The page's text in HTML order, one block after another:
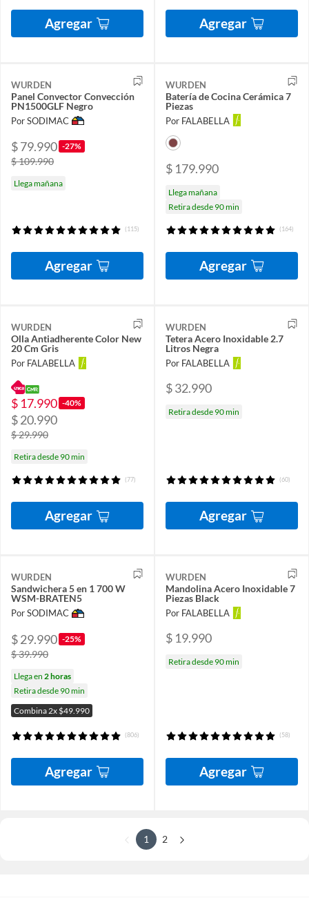
Agregar Agregar
WURDEN
Panel Convector Convección
PN1500GLF Negro
Por SODIMAC
$ 79.990 -27%
$ 109.990
Llega mañana
(115)
Agregar
WURDEN
Batería de Cocina Cerámica 7
Piezas
Por FALABELLA
$ 179.990
Llega mañana
Retira desde 90 min
(164)
Agregar
WURDEN
Olla Antiadherente Color New
20 Cm Gris
Por FALABELLA
$ 17.990 -40%
$ 20.990
$ 29.990
Retira desde 90 min
(77)
Agregar
WURDEN
Tetera Acero Inoxidable 2.7
Litros Negra
Por FALABELLA
$ 32.990
Retira desde 90 min
(60)
Agregar
WURDEN
Sandwichera 5 en 1 700 W
WSM-BRATEN5
Por SODIMAC
$ 29.990 -25%
$ 39.990
Llega en 2 horas
Retira desde 90 min
Combina 2x $49.990
(806)
Agregar
WURDEN
Mandolina Acero Inoxidable 7
Piezas Black
Por FALABELLA
$ 19.990
Retira desde 90 min
(58)
Agregar
1 2